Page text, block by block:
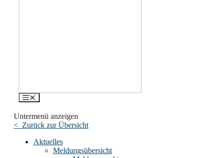
Menü
Untermenü anzeigen
< Zurück zur Übersicht
Aktuelles
Meldungsübersicht